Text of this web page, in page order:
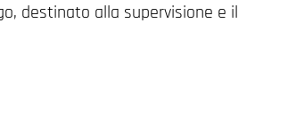
destinato alla supervisione e il